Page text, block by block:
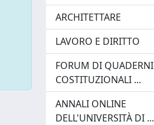
ARCHITETTARE
LAVORO E DIRITTO
FORUM DI QUADERNI
COSTITUZIONALI ...
ANNALI ONLINE
DELL'UNIVERSITÀ DI ...